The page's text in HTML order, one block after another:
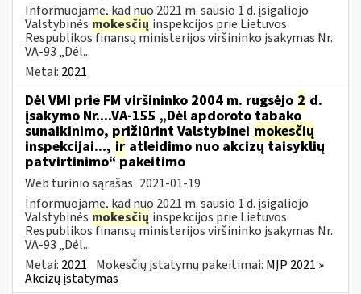
Informuojame, kad nuo 2021 m. sausio 1 d. įsigaliojo
Valstybinės mokesčių inspekcijos prie Lietuvos
Respublikos finansų ministerijos viršininko įsakymas Nr.
VA-93 „Dėl...
Metai: 2021
Dėl VMI prie FM viršininko 2004 m. rugsėjo 2 d.
įsakymo Nr....VA-155 „Dėl apdoroto tabako
sunaikinimo, prižiūrint Valstybinei mokesčių
inspekcijai..., ir atleidimo nuo akcizų taisyklių
patvirtinimo“ pakeitimo
Web turinio sąrašas 2021-01-19
Informuojame, kad nuo 2021 m. sausio 1 d. įsigaliojo
Valstybinės mokesčių inspekcijos prie Lietuvos
Respublikos finansų ministerijos viršininko įsakymas Nr.
VA-93 „Dėl...
Metai: 2021 Mokesčių įstatymų pakeitimai: MĮP 2021 »
Akcizų įstatymas